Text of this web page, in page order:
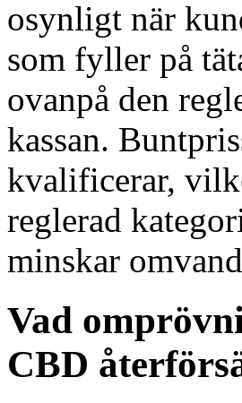
osynligt när
som fyller på
ovanpå den
kassan.
kvalificerar,
reglerad
minskar
Vad
CBD